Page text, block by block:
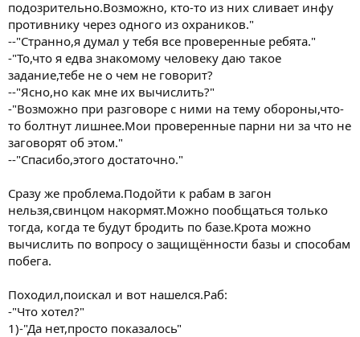
подозрительно.Возможно, кто-то из них сливает инфу
противнику через одного из охраников."
--"Странно,я думал у тебя все проверенные ребята."
-"То,что я едва знакомому человеку даю такое
задание,тебе не о чем не говорит?
--"Ясно,но как мне их вычислить?"
-"Возможно при разговоре с ними на тему обороны,что-
то болтнут лишнее.Мои проверенные парни ни за что не
заговорят об этом."
--"Спасибо,этого достаточно."
Сразу же проблема.Подойти к рабам в загон
нельзя,свинцом накормят.Можно пообщаться только
тогда, когда те будут бродить по базе.Крота можно
вычислить по вопросу о защищённости базы и способам
побега.
Походил,поискал и вот нашелся.Раб:
-"Что хотел?"
1)-"Да нет,просто показалось"